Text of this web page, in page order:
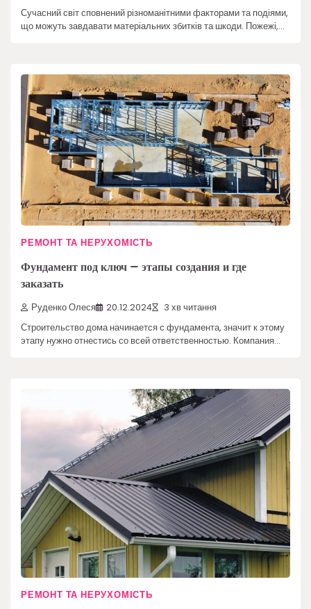
Сучасний світ сповнений різноманітними факторами та подіями,
що можуть завдавати матеріальних збитків та шкоди. Пожежі,…
РЕМОНТ ТА НЕРУХОМІСТЬ
Фундамент под ключ – этапы создания и где
заказать
Руденко Олеся 20.12.2024 3 хв читання
Строительство дома начинается с фундамента, значит к этому
этапу нужно отнестись со всей ответственностью. Компания…
РЕМОНТ ТА НЕРУХОМІСТЬ